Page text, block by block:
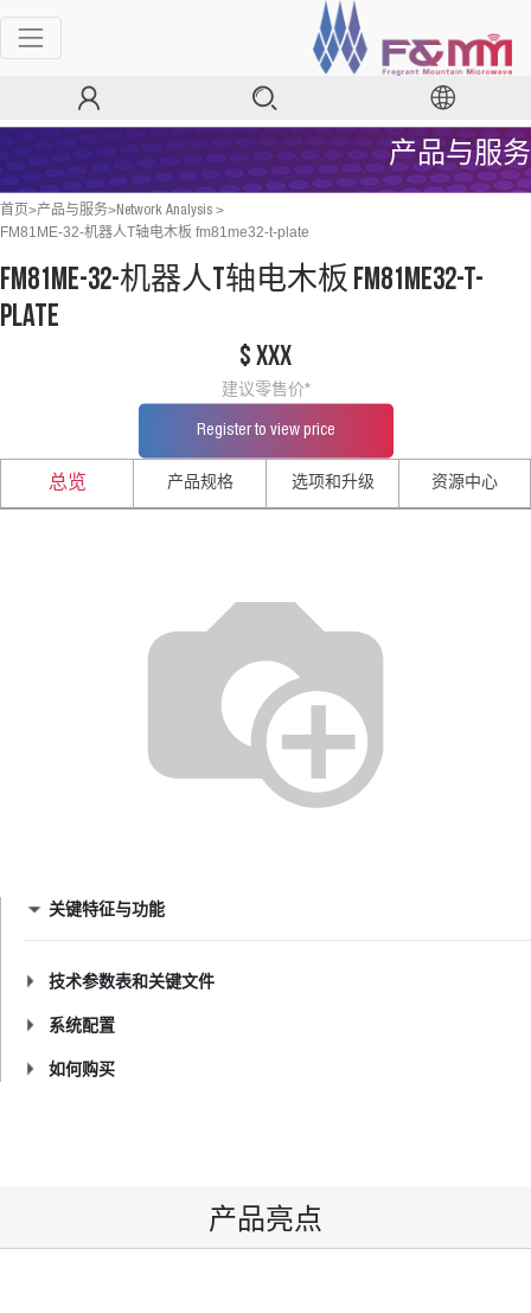
产品与服务
首页>产品与服务>Network Analysis >
FM81ME-32-机器人T轴电木板 fm81me32-t-plate
FM81ME-32-机器人T轴电木板 fm81me32-t-
plate
$ xxx
建议零售价*
Register to view price
总览 产品规格 选项和升级 资源中心
关键特征与功能
技术参数表和关键文件
系统配置
如何购买
产品亮点